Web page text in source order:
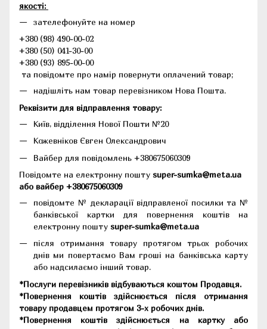
якості:
зателефонуйте на номер
+380 (98) 490-00-02
+380 (50) 041-30-00
+380 (93) 895-00-00
та повідомте про намір повернути оплачений товар;
надішліть нам товар перевізником Нова Пошта.
Реквізити для відправлення товару:
Київ, відділення Нової Пошти №20
Кожевніков Євген Олександрович
Вайбер для повідомлень +380675060309
Повідомте на електронну пошту super-sumka@meta.ua
або вайбер +380675060309
повідомте № декларації відправленої посилки та №
банківської картки для повернення коштів на
електронну пошту super-sumka@meta.ua
після отримання товару протягом трьох робочих
днів ми повертаємо Вам гроші на банківська карту
або надсилаємо інший товар.
*Послуги перевізників відбуваються коштом Продавця.
*Повернення коштів здійснюється після отримання
товару продавцем протягом 3-х робочих днів.
*Повернення коштів здійснюється на картку або